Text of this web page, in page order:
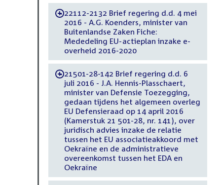
-22112-2132 Brief regering d.d. 4 mei
2016 - A.G. Koenders, minister van
Buitenlandse Zaken Fiche:
Mededeling EU-actieplan inzake e-
overheid 2016-2020
-21501-28-142 Brief regering d.d. 6
juli 2016 - J.A. Hennis-Plasschaert,
minister van Defensie Toezegging,
gedaan tijdens het algemeen overleg
EU Defensieraad op 14 april 2016
(Kamerstuk 21 501-28, nr. 141), over
juridisch advies inzake de relatie
tussen het EU associatieakkoord met
Oekraïne en de administratieve
overeenkomst tussen het EDA en
Oekraïne